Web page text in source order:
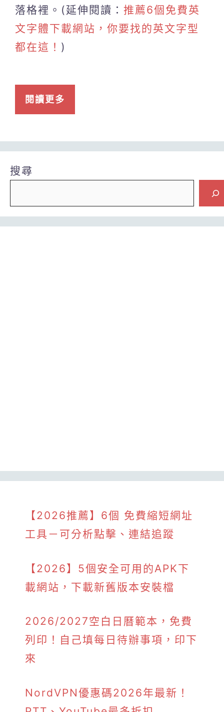
落格裡。(延伸閱讀： 推薦6個免費英
文字體下載網站，你要找的英文字型
都在這！ )
閱讀更多
搜尋
【2026推薦】6個 免費縮短網址
工具－可分析點擊、連結追蹤
【2026】5個安全可用的APK下
載網站，下載新舊版本安裝檔
2026/2027空白日曆範本，免費
列印！自己填每日待辦事項，印下
來
NordVPN優惠碼2026年最新！